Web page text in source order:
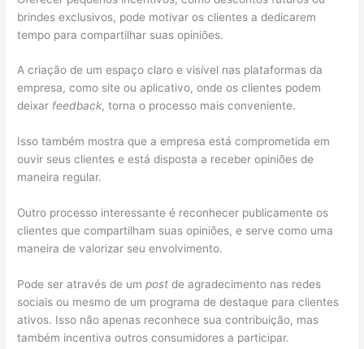
brindes exclusivos, pode motivar os clientes a dedicarem
tempo para compartilhar suas opiniões.
A criação de um espaço claro e visível nas plataformas da
empresa, como site ou aplicativo, onde os clientes podem
deixar feedback, torna o processo mais conveniente.
Isso também mostra que a empresa está comprometida em
ouvir seus clientes e está disposta a receber opiniões de
maneira regular.
Outro processo interessante é reconhecer publicamente os
clientes que compartilham suas opiniões, e serve como uma
maneira de valorizar seu envolvimento.
Pode ser através de umpost de agradecimento nas redes
sociais ou mesmo de um programa de destaque para clientes
ativos. Isso não apenas reconhece sua contribuição, mas
também incentiva outros consumidores a participar.